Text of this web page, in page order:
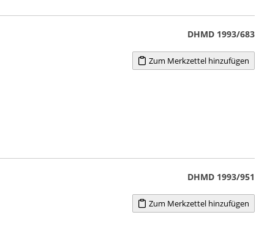
DHMD 1993/683
Zum Merkzettel hinzufügen
DHMD 1993/951
Zum Merkzettel hinzufügen